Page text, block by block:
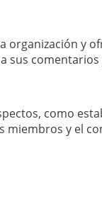
organización y
sus comentarios
como
miembros y el